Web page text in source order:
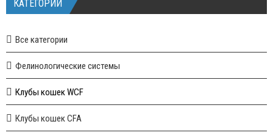
КАТЕГОРИИ
Все категории
Фелинологические системы
Клубы кошек WCF
Клубы кошек CFA